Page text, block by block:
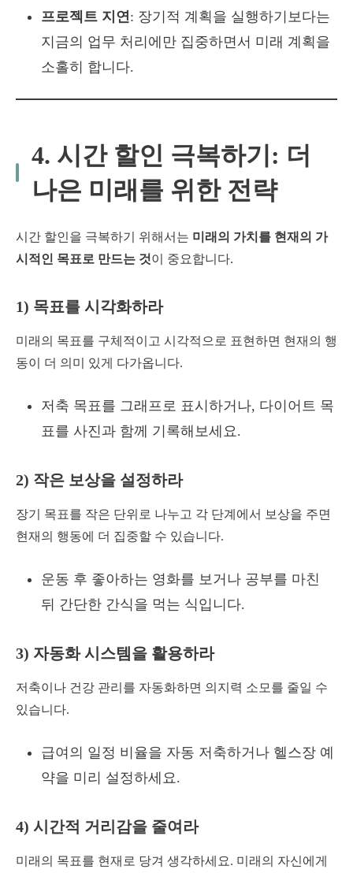
프로젝트 지연: 장기적 계획을 실행하기보다는
지금의 업무 처리에만 집중하면서 미래 계획을
소홀히 합니다.
4. 시간 할인 극복하기: 더
나은 미래를 위한 전략
시간 할인을 극복하기 위해서는 미래의 가치를 현재의 가
시적인 목표로 만드는 것이 중요합니다.
1) 목표를 시각화하라
미래의 목표를 구체적이고 시각적으로 표현하면 현재의 행
동이 더 의미 있게 다가옵니다.
저축 목표를 그래프로 표시하거나, 다이어트 목
표를 사진과 함께 기록해보세요.
2) 작은 보상을 설정하라
장기 목표를 작은 단위로 나누고 각 단계에서 보상을 주면
현재의 행동에 더 집중할 수 있습니다.
운동 후 좋아하는 영화를 보거나 공부를 마친
뒤 간단한 간식을 먹는 식입니다.
3) 자동화 시스템을 활용하라
저축이나 건강 관리를 자동화하면 의지력 소모를 줄일 수
있습니다.
급여의 일정 비율을 자동 저축하거나 헬스장 예
약을 미리 설정하세요.
4) 시간적 거리감을 줄여라
미래의 목표를 현재로 당겨 생각하세요. 미래의 자신에게